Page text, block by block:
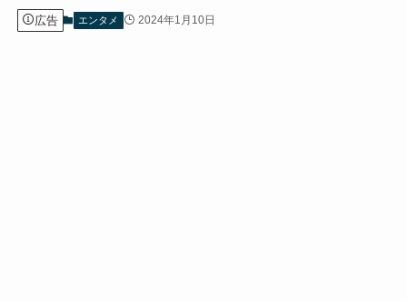
広告 エンタメ 2024年1月10日